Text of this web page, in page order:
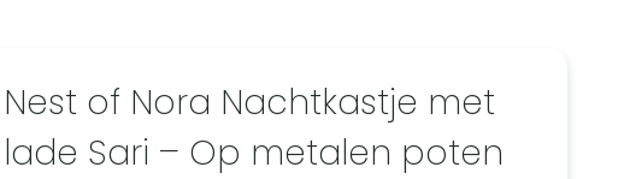
Nest of Nora Nachtkastje met
lade Sari – Op metalen poten